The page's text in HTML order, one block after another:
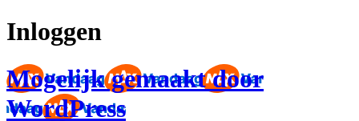
Inloggen
Mogelijk gemaakt door
WordPress